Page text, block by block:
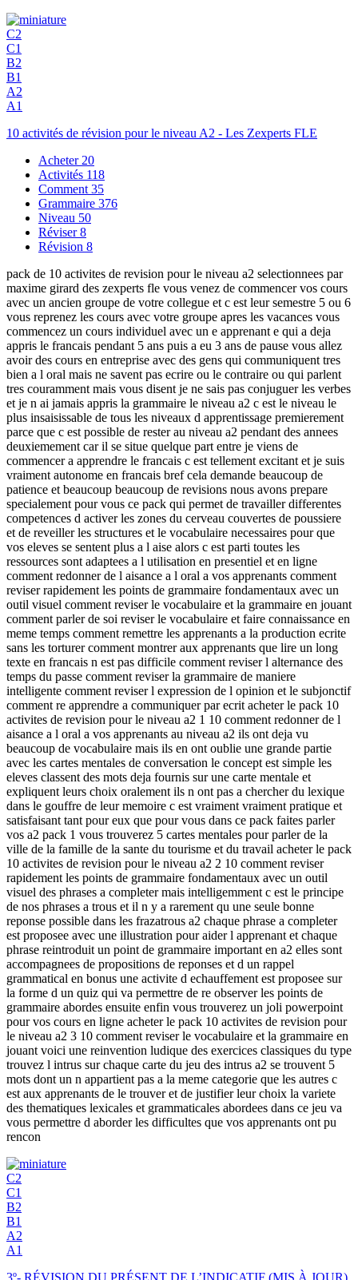
C2
C1
B2
B1
A2
A1
10 activités de révision pour le niveau A2 - Les Zexperts FLE
Acheter 20
Activités 118
Comment 35
Grammaire 376
Niveau 50
Réviser8
Révision 8
pack de 10 activites de revision pour le niveau a2 selectionnees par
maxime girard des zexperts fle vous venez de commencer vos cours
avec un ancien groupe de votre collegue et c est leur semestre 5 ou 6
vous reprenez les cours avec votre groupe apres les vacances vous
commencez un cours individuel avec un e apprenant e qui a deja
appris le francais pendant 5 ans puis a eu 3 ans de pause vous allez
avoir des cours en entreprise avec des gens qui communiquent tres
bien a l oral mais ne savent pas ecrire ou le contraire ou qui parlent
tres couramment mais vous disent je ne sais pas conjuguer les verbes
et je n ai jamais appris la grammaire le niveau a2 c est le niveau le
plus insaisissable de tous les niveaux d apprentissage premierement
parce que c est possible de rester au niveau a2 pendant des annees
deuxiemement car il se situe quelque part entre je viens de
commencer a apprendre le francais c est tellement excitant et je suis
vraiment autonome en francais bref cela demande beaucoup de
patience et beaucoup beaucoup de revisions nous avons prepare
specialement pour vous ce pack qui permet de travailler differentes
competences d activer les zones du cerveau couvertes de poussiere
et de reveiller les structures et le vocabulaire necessaires pour que
vos eleves se sentent plus a l aise alors c est parti toutes les
ressources sont adaptees a l utilisation en presentiel et en ligne
comment redonner de l aisance a l oral a vos apprenants comment
reviser rapidement les points de grammaire fondamentaux avec un
outil visuel comment reviser le vocabulaire et la grammaire en jouant
comment parler de soi reviser le vocabulaire et faire connaissance en
meme temps comment remettre les apprenants a la production ecrite
sans les torturer comment montrer aux apprenants que lire un long
texte en francais n est pas difficile comment reviser l alternance des
temps du passe comment reviser la grammaire de maniere
intelligente comment reviser l expression de l opinion et le subjonctif
comment re apprendre a communiquer par ecrit acheter le pack 10
activites de revision pour le niveau a2 1 10 comment redonner de l
aisance a l oral a vos apprenants au niveau a2 ils ont deja vu
beaucoup de vocabulaire mais ils en ont oublie une grande partie
avec les cartes mentales de conversation le concept est simple les
eleves classent des mots deja fournis sur une carte mentale et
expliquent leurs choix oralement ils n ont pas a chercher du lexique
dans le gouffre de leur memoire c est vraiment vraiment pratique et
satisfaisant tant pour eux que pour vous dans ce pack faites parler
vos a2 pack 1 vous trouverez 5 cartes mentales pour parler de la
ville de la famille de la sante du tourisme et du travail acheter le pack
10 activites de revision pour le niveau a2 2 10 comment reviser
rapidement les points de grammaire fondamentaux avec un outil
visuel des phrases a completer mais intelligemment c est le principe
de nos phrases a trous et il n y a rarement qu une seule bonne
reponse possible dans les frazatrous a2 chaque phrase a completer
est proposee avec une illustration pour aider l apprenant et chaque
phrase reintroduit un point de grammaire important en a2 elles sont
accompagnees de propositions de reponses et d un rappel
grammatical en bonus une activite d echauffement est proposee sur
la forme d un quiz qui va permettre de re observer les points de
grammaire abordes ensuite enfin vous trouverez un joli powerpoint
pour vos cours en ligne acheter le pack 10 activites de revision pour
le niveau a2 3 10 comment reviser le vocabulaire et la grammaire en
jouant voici une reinvention ludique des exercices classiques du type
trouvez l intrus sur chaque carte du jeu des intrus a2 se trouvent 5
mots dont un n appartient pas a la meme categorie que les autres c
est aux apprenants de le trouver et de justifier leur choix la variete
des thematiques lexicales et grammaticales abordees dans ce jeu va
vous permettre d aborder les difficultes que vos apprenants ont pu
rencon
C2
C1
B2
B1
A2
A1
3º- RÉVISION DU PRÉSENT DE L’INDICATIF (MIS À JOUR)